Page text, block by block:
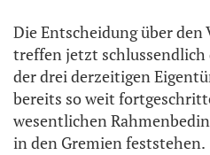
Die Entscheidung über den
treffen jetzt
der drei derzeitigen
bereits so weit
wesentlichen
in den Gremien feststehen.